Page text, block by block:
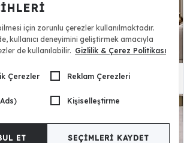
43.400,00 TL
için zorunlu çerezler kullanılmaktadır.
kullanıcı deneyimini geliştirmek amacıyla
de kullanılabilir. Gizlilik & Çerez Politikası
Çerezler Reklam Çerezleri
Kişiselleştirme
ET SEÇIMLERI KAYDET